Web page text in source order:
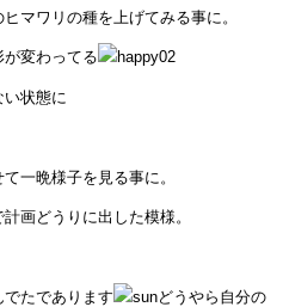
マワリの種を上げてみる事に。
変わってる
い状態に
一晩様子を見る事に。
画どうりに出した模様。
たであります
どうやら自分の